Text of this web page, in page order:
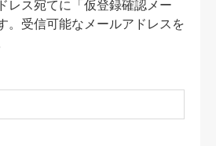
レス宛てに「仮登録確認メー
。受信可能なメールアドレスを